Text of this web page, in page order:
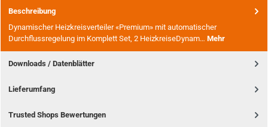
Beschreibung
Dynamischer Heizkreisverteiler «Premium» mit automatischer
Durchflussregelung im Komplett Set, 2 HeizkreiseDynam… Mehr
Downloads / Datenblätter
Lieferumfang
Trusted Shops Bewertungen